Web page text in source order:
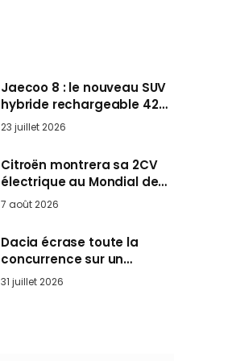
Jaecoo 8 : le nouveau SUV
hybride rechargeable 428
ch qui vise l’Audi Q7 arrive
en Europe cet automne
23 juillet 2026
Citroën montrera sa 2CV
électrique au Mondial de
Paris pendant que BMW et
7 août 2026
Dacia écrase toute la
concurrence sur un
marché où personne ne
l’attendait
31 juillet 2026